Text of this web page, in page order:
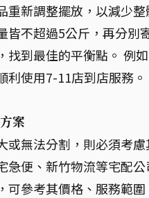
重新調整擺放，以減少
皆不超過5公斤，再分別
找到最佳的平衡點。 例
利使用7-11店到店服務
案
或無法分割，則必須考
急便、新竹物流等宅配
可參考其價格、服務範